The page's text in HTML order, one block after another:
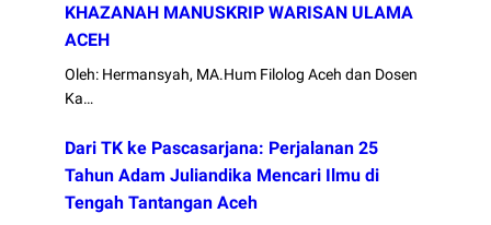
KHAZANAH MANUSKRIP WARISAN ULAMA
ACEH
Oleh: Hermansyah, MA.Hum Filolog Aceh dan Dosen
Ka…
Dari TK ke Pascasarjana: Perjalanan 25
Tahun Adam Juliandika Mencari Ilmu di
Tengah Tantangan Aceh